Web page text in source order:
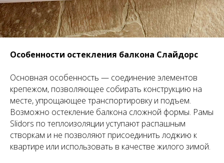
Особенности остекления балкона Слайдорс
Основная особенность — соединение элементов
крепежом, позволяющее собирать конструкцию на
месте, упрощающее транспортировку и подъем.
Возможно остекление балкона сложной формы. Рамы
Slidors по теплоизоляции уступают распашным
створкам и не позволяют присоединить лоджию к
квартире или использовать в качестве жилого зимой.